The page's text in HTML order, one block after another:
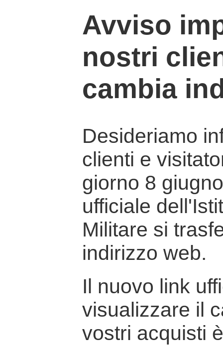
Avviso
nostri
cambia
Desideriamo
clienti e
giorno 8
ufficiale
Militare si
indirizzo web.
Il nuovo link
visualizzare il
vostri acquisti